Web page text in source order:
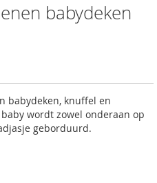
babydeken
babydeken, knuffel en
wordt zowel onderaan op
geborduurd.